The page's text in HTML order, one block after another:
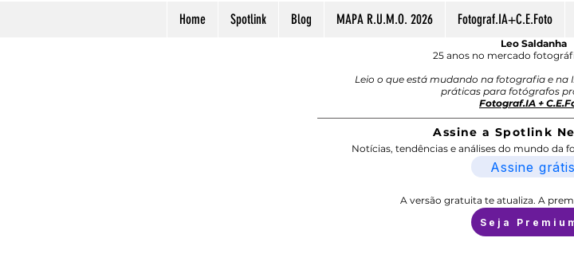
Home Spotlink Blog MAPA R.U.M.O. 2026 Fotograf.IA+C.E.Foto
Leo Saldanha
25 anos no mercado
Leio o que está mudando na fotografia e na
práticas para fotógrafos
Fotograf.IA +
Assine a Spotlink
Notícias, tendências e análises do mundo da
Assine grátis
A versão gratuita te atualiza. A
Seja